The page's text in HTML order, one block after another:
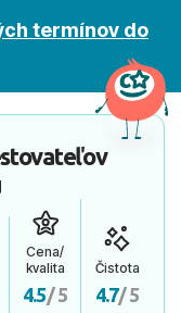
termínov do
Cena/
kvalita
4.5/ 5
Čistota
4.7/ 5